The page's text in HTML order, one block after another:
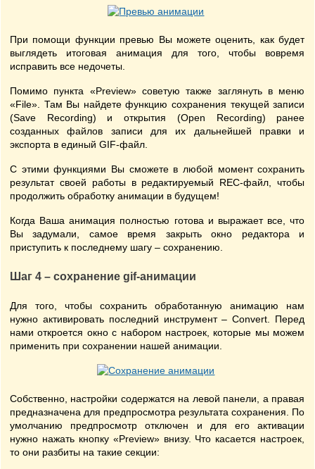
При помощи функции превью Вы можете оценить, как будет
выглядеть итоговая анимация для того, чтобы вовремя
исправить все недочеты.
Помимо пункта «Preview» советую также заглянуть в меню
«File». Там Вы найдете функцию сохранения текущей записи
(Save Recording) и открытия (Open Recording) ранее
созданных файлов записи для их дальнейшей правки и
экспорта в единый GIF-файл.
С этими функциями Вы сможете в любой момент сохранить
результат своей работы в редактируемый REC-файл, чтобы
продолжить обработку анимации в будущем!
Когда Ваша анимация полностью готова и выражает все, что
Вы задумали, самое время закрыть окно редактора и
приступить к последнему шагу – сохранению.
Шаг 4 – сохранение gif-анимации
Для того, чтобы сохранить обработанную анимацию нам
нужно активировать последний инструмент – Convert. Перед
нами откроется окно с набором настроек, которые мы можем
применить при сохранении нашей анимации.
Собственно, настройки содержатся на левой панели, а правая
предназначена для предпросмотра результата сохранения. По
умолчанию предпросмотр отключен и для его активации
нужно нажать кнопку «Preview» внизу. Что касается настроек,
то они разбиты на такие секции: